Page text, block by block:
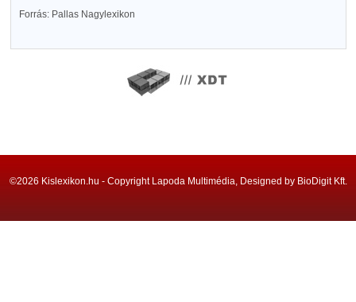
Forrás: Pallas Nagylexikon
©2026 Kislexikon.hu - Copyright Lapoda Multimédia, Designed by BioDigit Kft.